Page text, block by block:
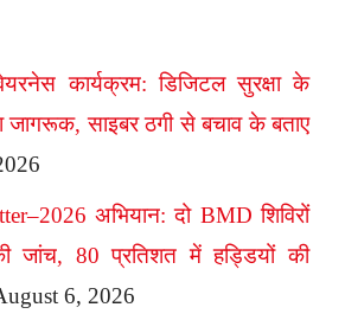
कार्यक्रम: डिजिटल सुरक्षा के
जागरूक, साइबर ठगी से बचाव के बताए
अभियान: दो BMD शिविरों
जांच, 80 प्रतिशत में हड्डियों की
6, 2026